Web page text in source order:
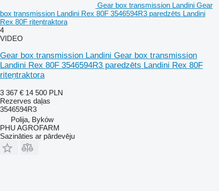
Gear box transmission Landini Gear
box transmission Landini Rex 80F 3546594R3 paredzēts Landini
Rex 80F riteņtraktora
4
VIDEO
Gear box transmission Landini Gear box transmission
Landini Rex 80F 3546594R3 paredzēts Landini Rex 80F
riteņtraktora
3 367 € 14 500 PLN
Rezerves daļas
3546594R3
Polija, Byków
PHU AGROFARM
Sazināties ar pārdevēju